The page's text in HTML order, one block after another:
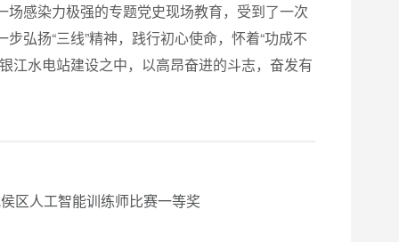
感染力极强的专题党史现场教育，受到了一次
弘扬“三线”精神，践行初心使命，怀着“功成不
江水电站建设之中，以高昂奋进的斗志，奋发有
区人工智能训练师比赛一等奖